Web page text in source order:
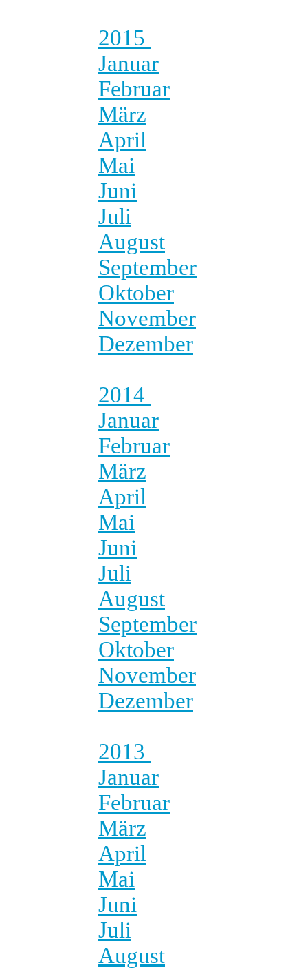
2015
Januar
Februar
März
April
Mai
Juni
Juli
August
September
Oktober
November
Dezember
2014
Januar
Februar
März
April
Mai
Juni
Juli
August
September
Oktober
November
Dezember
2013
Januar
Februar
März
April
Mai
Juni
Juli
August